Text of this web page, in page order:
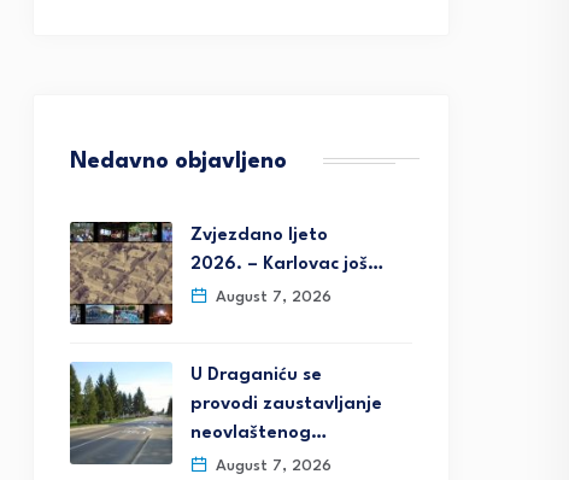
Nedavno objavljeno
Zvjezdano ljeto
2026. – Karlovac još…
August 7, 2026
U Draganiću se
provodi zaustavljanje
neovlaštenog…
August 7, 2026